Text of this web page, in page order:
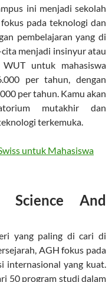
ini menjadi sekolah
pada teknologi dan
pembelajaran yang di
menjadi insinyur atau
untuk mahasiswa
per tahun, dengan
per tahun. Kamu akan
mutakhir dan
terkemuka.
untuk Mahasiswa
And
yang paling di cari di
AGH fokus pada
internasional yang kuat.
50 program studi dalam